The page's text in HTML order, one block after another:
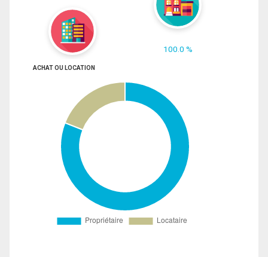
100.0 %
ACHAT OU LOCATION